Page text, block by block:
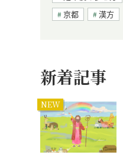
京都
漢方
新着記事
NEW